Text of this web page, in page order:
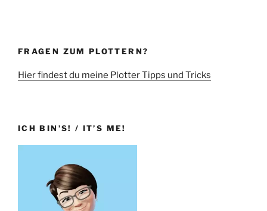
FRAGEN ZUM PLOTTERN?
Hier findest du meine Plotter Tipps und Tricks
ICH BIN’S! / IT’S ME!